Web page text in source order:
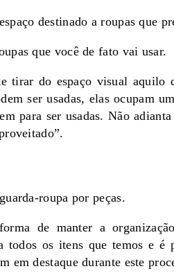
destinado a roupas que
que você de fato vai usar.
tirar do espaço visual aquilo
ser usadas, elas ocupam
para ser usadas. Não
roupa por peças.
de manter a
todos os itens que temos e é
em destaque durante este